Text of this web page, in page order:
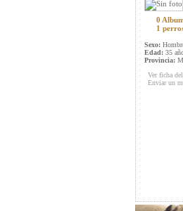
0
1
Sexo:
Edad: 35
Provincia:
Ver ficha
Enviar un